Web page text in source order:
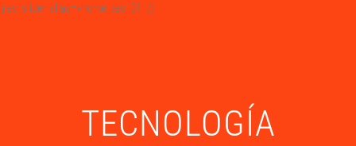
[rev_slider alias=»home_tec_01″ /]
TECNOLOGÍA